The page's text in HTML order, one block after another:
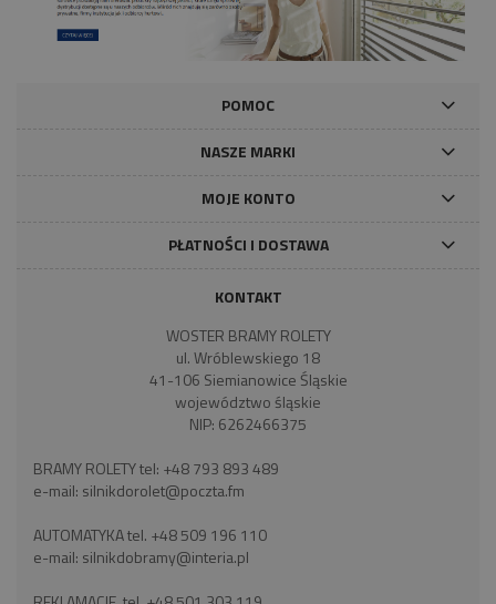
POMOC
NASZE MARKI
MOJE KONTO
PŁATNOŚCI I DOSTAWA
KONTAKT
WOSTER BRAMY ROLETY
ul. Wróblewskiego 18
41-106 Siemianowice Śląskie
województwo śląskie
NIP: 6262466375
BRAMY ROLETY tel: +48 793 893 489
e-mail: silnikdorolet@poczta.fm
AUTOMATYKA tel. +48 509 196 110
e-mail: silnikdobramy@interia.pl